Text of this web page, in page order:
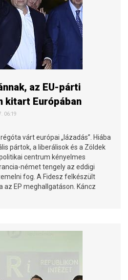
az EU-párti
kitart Európában
06:19
várt európai „lázadás”. Hiába
pártok, a liberálisok és a Zöldek
centrum kényelmes
német tengely az eddigi
fog. A Fidesz felkészült
az EP meghallgatáson. Káncz